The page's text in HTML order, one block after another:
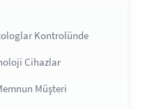
Kontrolünde
Cihazlar
Müşteri